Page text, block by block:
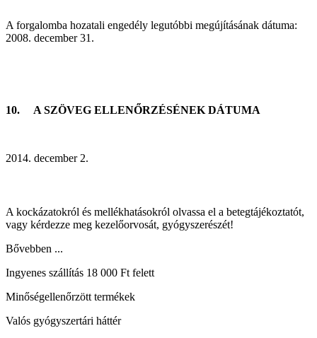
A forgalomba hozatali engedély legutóbbi megújításának dátuma:
2008. december 31.
10. A SZÖVEG ELLENŐRZÉSÉNEK DÁTUMA
2014. december 2.
A kockázatokról és mellékhatásokról olvassa el a betegtájékoztatót,
vagy kérdezze meg kezelőorvosát, gyógyszerészét!
Bővebben ...
Ingyenes szállítás 18 000 Ft felett
Minőségellenőrzött termékek
Valós gyógyszertári háttér